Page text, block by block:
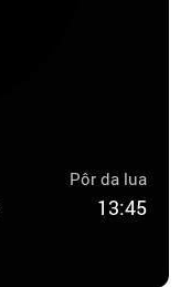
Pôr da lua
13:45